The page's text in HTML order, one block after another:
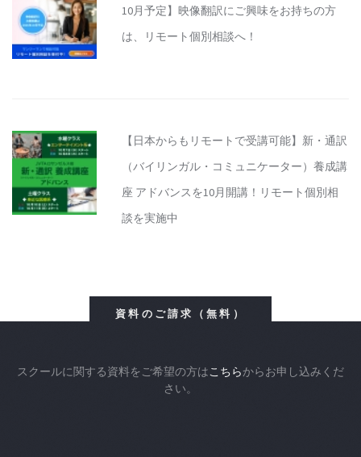
10月予定】映像翻訳にご興味をお持ちの方
は、リモート個別相談へ！
【日本からもリモートで受講可能】新・通訳
（バイリンガル・コミュニケーター）養成講
座 アドバンスを10月開講！リモート個別相
談を実施中
資料のご請求（無料）
スクールに関する資料をご希望の方はこちらからお申し込みくだ
さい。